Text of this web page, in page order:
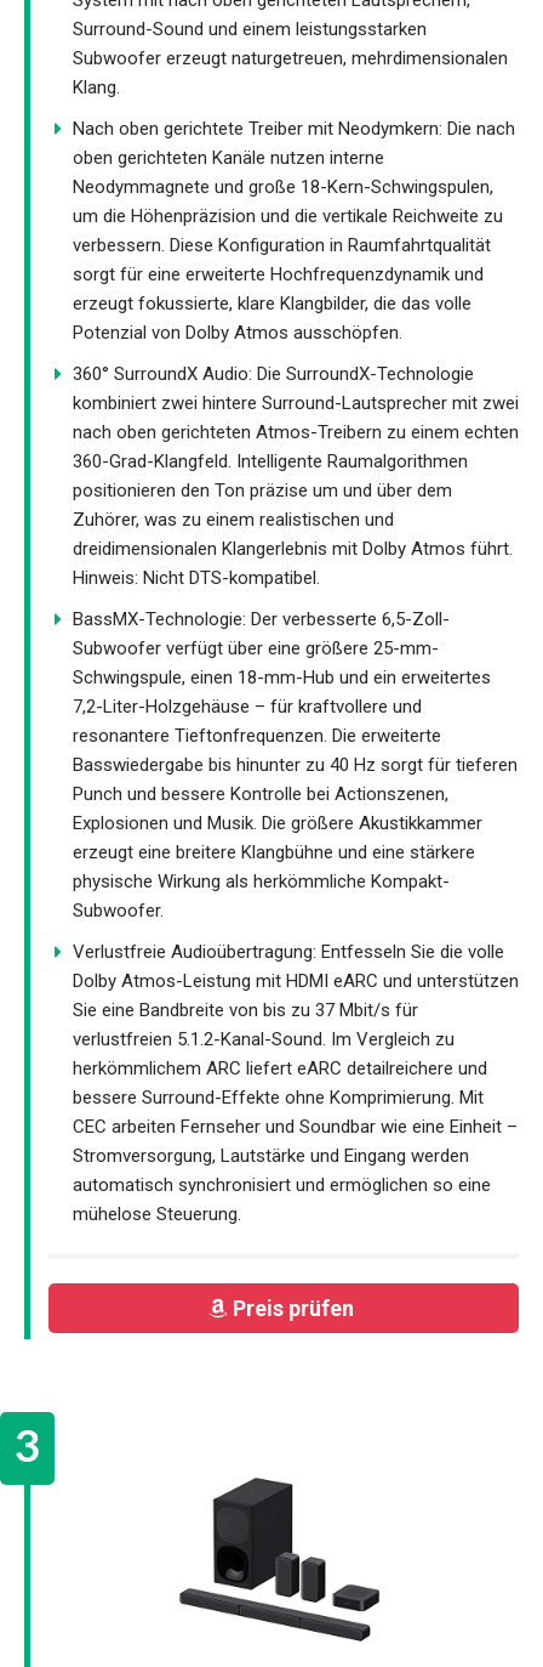
Surround-Sound und einem leistungsstarken
Subwoofer erzeugt naturgetreuen, mehrdimensionalen
Klang.
Nach oben gerichtete Treiber mit Neodymkern: Die nach
oben gerichteten Kanäle nutzen interne
Neodymmagnete und große 18-Kern-Schwingspulen,
um die Höhenpräzision und die vertikale Reichweite zu
verbessern. Diese Konfiguration in Raumfahrtqualität
sorgt für eine erweiterte Hochfrequenzdynamik und
erzeugt fokussierte, klare Klangbilder, die das volle
Potenzial von Dolby Atmos ausschöpfen.
360° SurroundX Audio: Die SurroundX-Technologie
kombiniert zwei hintere Surround-Lautsprecher mit zwei
nach oben gerichteten Atmos-Treibern zu einem echten
360-Grad-Klangfeld. Intelligente Raumalgorithmen
positionieren den Ton präzise um und über dem
Zuhörer, was zu einem realistischen und
dreidimensionalen Klangerlebnis mit Dolby Atmos führt.
Hinweis: Nicht DTS-kompatibel.
BassMX-Technologie: Der verbesserte 6,5-Zoll-
Subwoofer verfügt über eine größere 25-mm-
Schwingspule, einen 18-mm-Hub und ein erweitertes
7,2-Liter-Holzgehäuse – für kraftvollere und
resonantere Tieftonfrequenzen. Die erweiterte
Basswiedergabe bis hinunter zu 40 Hz sorgt für tieferen
Punch und bessere Kontrolle bei Actionszenen,
Explosionen und Musik. Die größere Akustikkammer
erzeugt eine breitere Klangbühne und eine stärkere
physische Wirkung als herkömmliche Kompakt-
Subwoofer.
Verlustfreie Audioübertragung: Entfesseln Sie die volle
Dolby Atmos-Leistung mit HDMI eARC und unterstützen
Sie eine Bandbreite von bis zu 37 Mbit/s für
verlustfreien 5.1.2-Kanal-Sound. Im Vergleich zu
herkömmlichem ARC liefert eARC detailreichere und
bessere Surround-Effekte ohne Komprimierung. Mit
CEC arbeiten Fernseher und Soundbar wie eine Einheit –
Stromversorgung, Lautstärke und Eingang werden
automatisch synchronisiert und ermöglichen so eine
mühelose Steuerung.
Preis prüfen